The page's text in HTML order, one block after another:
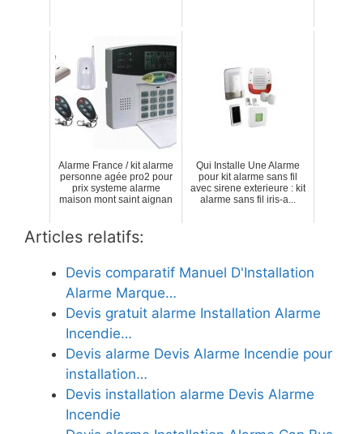
Alarme France / kit alarme
personne agée pro2 pour
prix systeme alarme
maison mont saint aignan
Qui Installe Une Alarme
pour kit alarme sans fil
avec sirene exterieure : kit
alarme sans fil iris-a...
Articles relatifs:
Devis comparatif Manuel D'Installation
Alarme Marque…
Devis gratuit alarme Installation Alarme
Incendie…
Devis alarme Devis Alarme Incendie pour
installation…
Devis installation alarme Devis Alarme
Incendie